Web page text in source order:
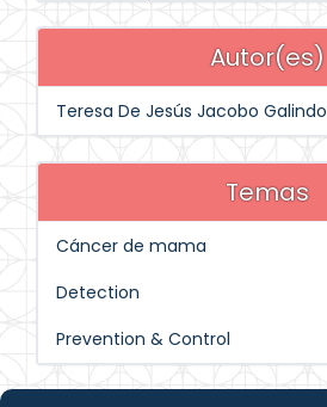
Autor(es)
Teresa De Jesús Jacobo Galindo
Temas
Cáncer de mama
Detection
Prevention & Control